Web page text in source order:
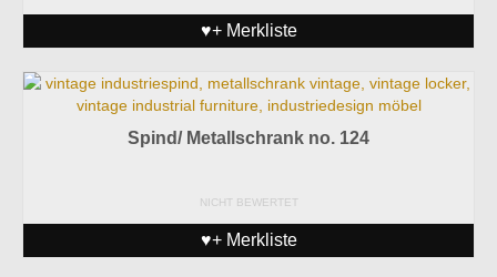
♥+ Merkliste
Spind/ Metallschrank no. 124
NICHT BEWERTET
♥+ Merkliste